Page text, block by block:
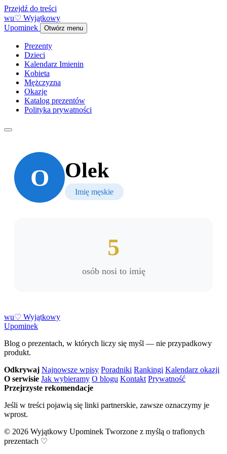
Przejdź do treści
wu♡ Wyjątkowy
Upominek
Otwórz menu
Prezenty
Dzieci
Kalendarz Imienin
Kobieta
Mężczyzna
Okazje
Katalog prezentów
Polityka prywatności
O Olek
Imię męskie
5
osób nosi to imię
wu♡ Wyjątkowy
Upominek
Blog o prezentach, w których liczy się myśl — nie przypadkowy
produkt.
Odkrywaj Najnowsze wpisy Poradniki Rankingi Kalendarz okazji
O serwisie Jak wybieramy O blogu Kontakt Prywatność
Przejrzyste rekomendacje
Jeśli w treści pojawią się linki partnerskie, zawsze oznaczymy je
wprost.
© 2026 Wyjątkowy Upominek Tworzone z myślą o trafionych
prezentach ♡